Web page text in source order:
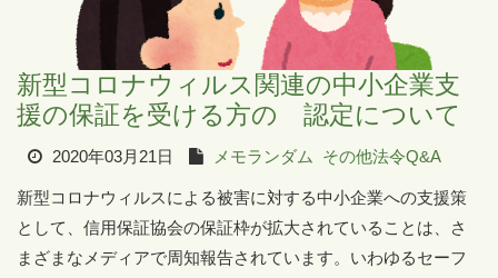
新型コロナウィルス関連の中小企業支
援の保証を受ける方の 認定について
2020年03月21日 メモランダム その他法令Q&A
新型コロナウィルスによる被害に対する中小企業への支援策
として、信用保証協会の保証枠が拡大されていることは、さ
まざまなメディアで周知報告されています。いわゆるセーフ